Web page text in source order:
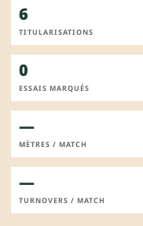
6
TITULARISATIONS
0
ESSAIS MARQUÉS
—
MÈTRES / MATCH
—
TURNOVERS / MATCH